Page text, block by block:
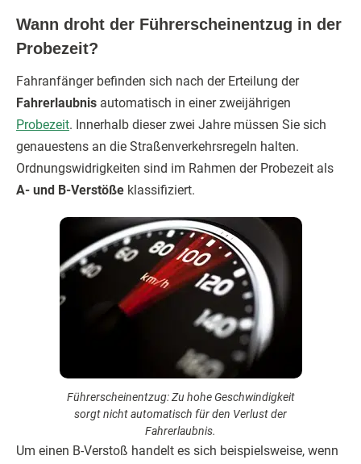
Wann droht der Führerscheinentzug in der
Probezeit?
Fahranfänger befinden sich nach der Erteilung der
Fahrerlaubnis automatisch in einer zweijährigen
Probezeit. Innerhalb dieser zwei Jahre müssen Sie sich
genauestens an die Straßenverkehrsregeln halten.
Ordnungswidrigkeiten sind im Rahmen der Probezeit als
A- und B-Verstöße klassifiziert.
Führerscheinentzug: Zu hohe Geschwindigkeit
sorgt nicht automatisch für den Verlust der
Fahrerlaubnis.
Um einen B-Verstoß handelt es sich beispielsweise, wenn